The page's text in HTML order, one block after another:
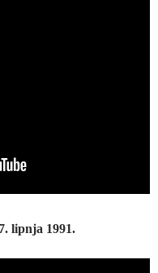
lipnja 1991.